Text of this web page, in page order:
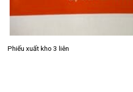
Phiếu xuất kho 3 liên